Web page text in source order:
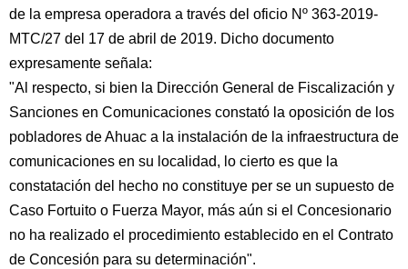
de la empresa operadora a través del oficio Nº 363-2019-
MTC/27 del 17 de abril de 2019. Dicho documento
expresamente señala:
"Al respecto, si bien la Dirección General de Fiscalización y
Sanciones en Comunicaciones constató la oposición de los
pobladores de Ahuac a la instalación de la infraestructura de
comunicaciones en su localidad, lo cierto es que la
constatación del hecho no constituye per se un supuesto de
Caso Fortuito o Fuerza Mayor, más aún si el Concesionario
no ha realizado el procedimiento establecido en el Contrato
de Concesión para su determinación".